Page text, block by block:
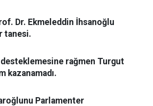
Dr. Ekmeleddin İhsanoğlu
tanesi.
desteklemesine rağmen Turgut
kazanamadı.
Parlamenter